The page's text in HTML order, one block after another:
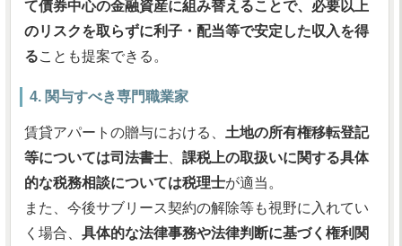
て債券中心の金融資産に組み替えることで、必要以上
のリスクを取らずに利子・配当等で安定した収入を得
ることも提案できる。
4. 関与すべき専門職業家
賃貸アパートの贈与における、 土地の所有権移転登記
等については司法書士
課税上の取扱いに関する具体
的な税務相談については税理士が適当。
また、今後サブリース契約の解除等も視野に入れてい
く場合、 具体的な法律事務や法律判断に基づく権利関